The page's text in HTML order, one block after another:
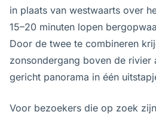
in plaats van westwaarts over
15–20 minuten lopen
Door de twee te combineren
zonsondergang boven de rivier
gericht panorama in één
Voor bezoekers die op zoek